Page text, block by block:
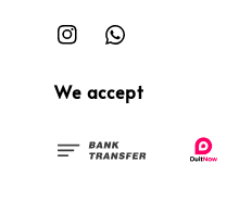
We accept